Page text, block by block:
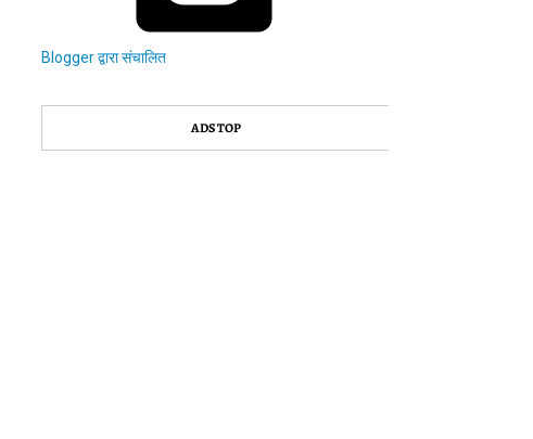
Blogger द्वारा संचालित
ADS TOP